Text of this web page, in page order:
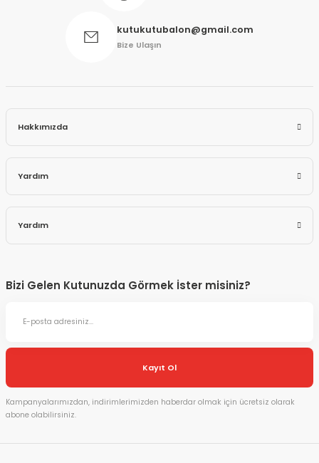
kutukutubalon@gmail.com
Bize Ulaşın
Hakkımızda
Yardım
Yardım
Bizi Gelen Kutunuzda Görmek İster misiniz?
Kayıt Ol
Kampanyalarımızdan, indirimlerimizden haberdar olmak için ücretsiz olarak
abone olabilirsiniz.